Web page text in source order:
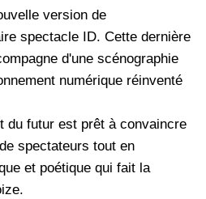
version de
spectacle ID. Cette dernière
d'une scénographie
numérique réinventé
du futur est prêt à convaincre
spectateurs tout en
et poétique qui fait la